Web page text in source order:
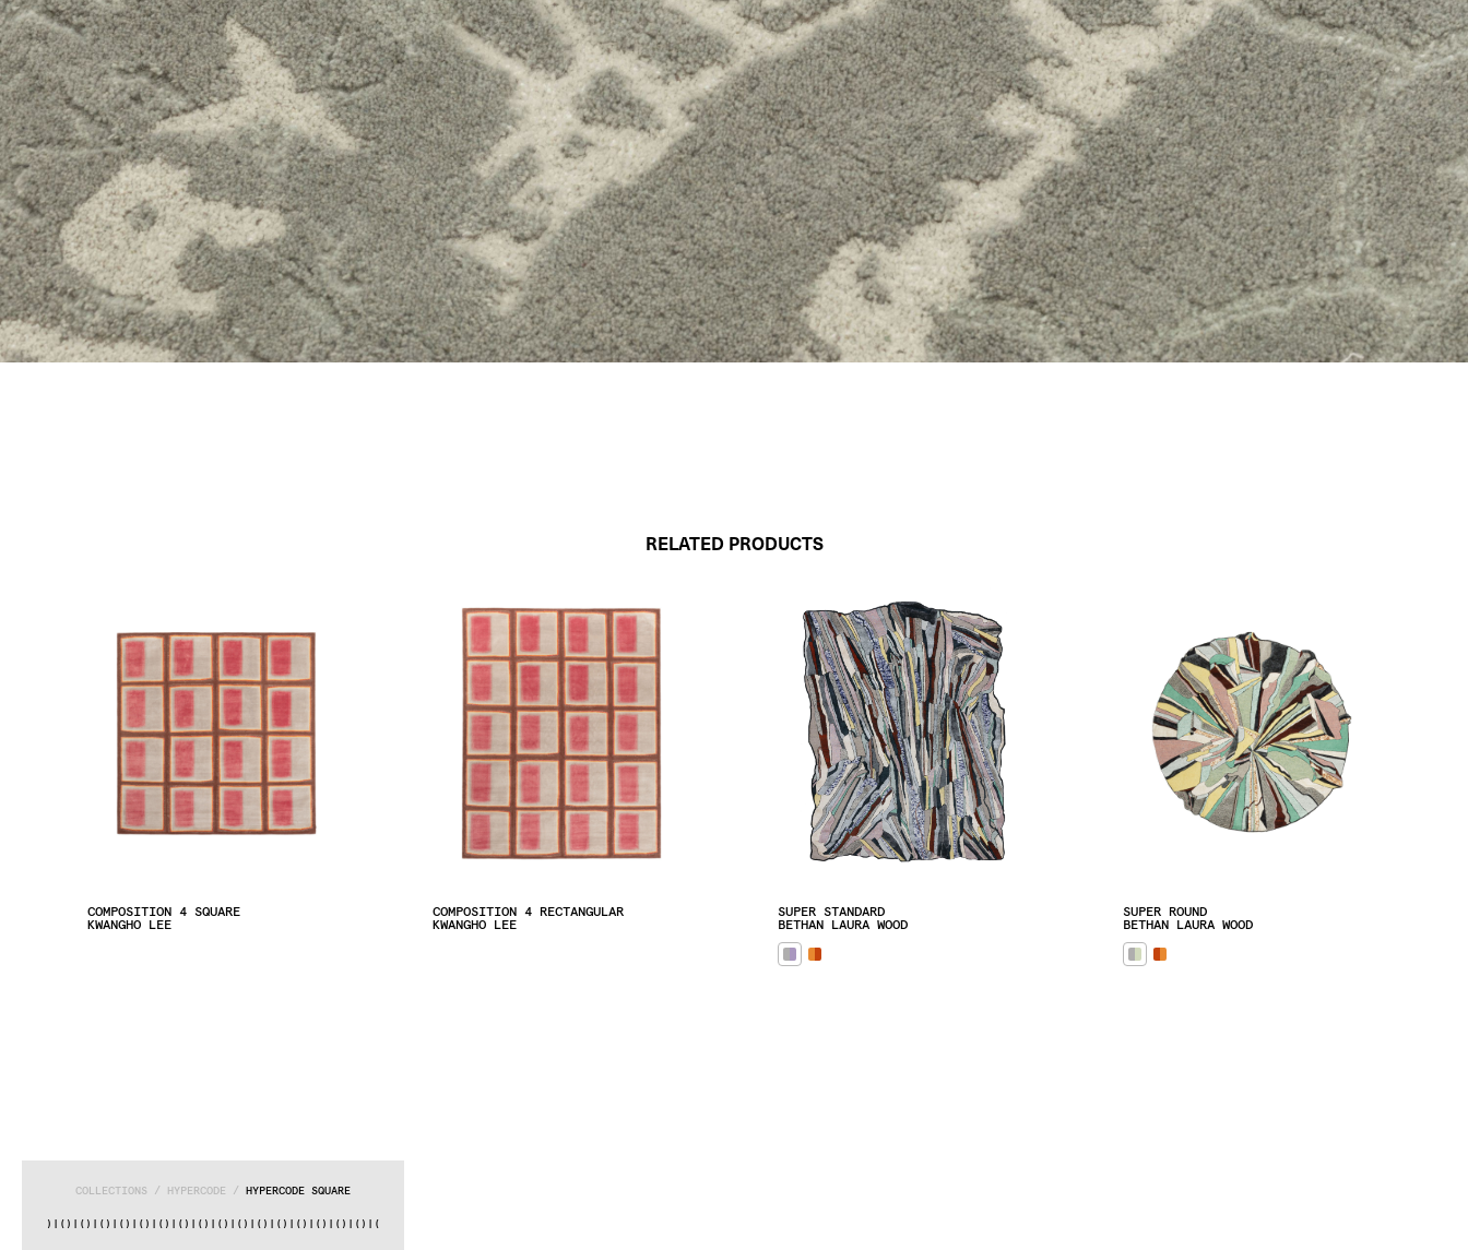
COLLECTIONS / HYPERCODE / HYPERCODE SQUARE
)|() |() |() |() |() |() |() |() |() |() |() |() |() |() |() |() |(
RELATED PRODUCTS
COMPOSITION 4 SQUARE
KWANGHO LEE
COMPOSITION 4 RECTANGULAR
KWANGHO LEE
SUPER STANDARD
BETHAN LAURA WOOD
SUPER ROUND
BETHAN LAURA WOOD